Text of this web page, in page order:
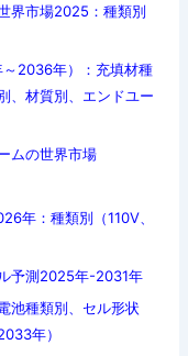
界市場2025：種類別
2036年）：充填材種
、材質別、エンドユー
ムの世界市場
年：種類別（110V、
予測2025年-2031年
池種類別、セル形状
年）